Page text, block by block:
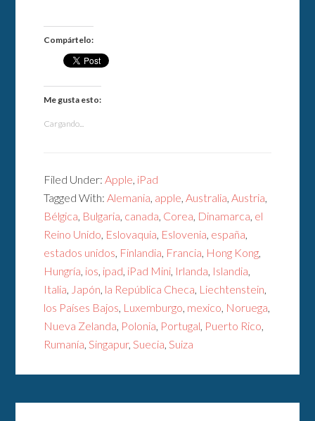
Compártelo:
Me gusta esto:
Cargando...
Filed Under:Apple, iPad
Tagged With:Alemania, apple,Australia,Austria,
Bélgica, Bulgaria, canada, Corea, Dinamarca, el
Reino Unido, Eslovaquia, Eslovenia, españa,
estados unidos, Finlandia, Francia, Hong Kong,
Hungría, ios, ipad, iPad Mini, Irlanda, Islandia,
Italia, Japón, la República Checa, Liechtenstein,
los Países Bajos, Luxemburgo, mexico, Noruega,
Nueva Zelanda, Polonia, Portugal, Puerto Rico,
Rumanía,Singapur,Suecia,Suiza